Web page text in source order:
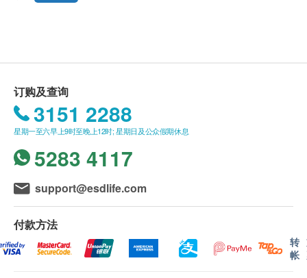
输附加费)。
2. 我们将於确定订单後3-5个工作天内安排发货。
3. 不排除运送时间会因节日而有所影响。当八号烈风
讯号悬掛或黑色暴雨警告生效时，送货服务时间将会
延迟。
4. 所有订单须视乎相关货品的供应情况再作最後确
认。倘若健康网购health.ESDlife未能提供任何订单上
的货品，健康网购health.ESDlife有权拒绝接受该订
单，并且会於送货前透过电话或电邮通知顾客再作安
排。
订购及查询
3151 2288
星期一至六早上9时至晚上12时; 星期日及公众假期休息
5283 4117
support@esdlife.com
付款方法
转
帐